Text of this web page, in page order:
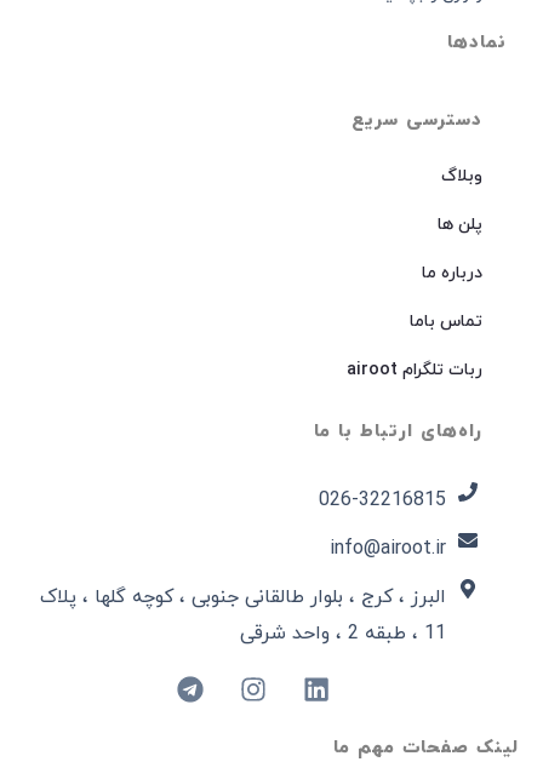
لینک صفحات مهم ما
دسترسی سریع
وبلاگ
پلن ها
درباره ما
تماس باما
ربات تلگرام airoot
راه‌های ارتباط با ما
026-32216815​
info@airoot.ir
البرز ، کرج ، بلوار طالقانی جنوبی ، کوچه گلها ، پلاک
11 ، طبقه 2 ، واحد شرقی
نمادها